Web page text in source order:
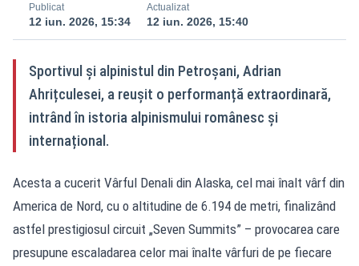
Publicat
12 iun. 2026, 15:34
Actualizat
12 iun. 2026, 15:40
Sportivul și alpinistul din Petroșani, Adrian
Ahrițculesei, a reușit o performanță extraordinară,
intrând în istoria alpinismului românesc și
internațional.
Acesta a cucerit Vârful Denali din Alaska, cel mai înalt vârf din
America de Nord, cu o altitudine de 6.194 de metri, finalizând
astfel prestigiosul circuit „Seven Summits” – provocarea care
presupune escaladarea celor mai înalte vârfuri de pe fiecare